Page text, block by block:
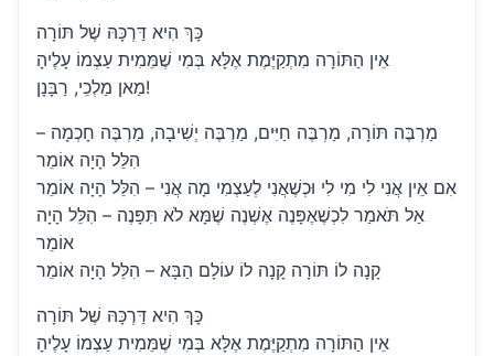
כָּךְ הִיא דַּרְכָּהּ שֶׁל תּוֹרָה
אֵין הַתּוֹרָה מִתְקַיֶּמֶת אֶלָּא בְּמִי שֶׁמֵּמִית עַצְמוֹ עָלֶיהָ
מַאן מַלְכֵי, רַבָּנָן!
מַרְבֶּה תּוֹרָה, מַרְבֶּה חַיִּים, מַרְבֶּה יְשִׁיבָה, מַרְבֶּה חָכְמָה –
הִלֵּל הָיָה אוֹמֵר
אִם אֵין אֲנִי לִי מִי לִי וּכְשֶׁאֲנִי לְעַצְמִי מָה אֲנִי – הִלֵּל הָיָה אוֹמֵר
אַל תֹּאמַר לִכְשֶׁאֶפָּנֶה אֶשְׁנֶה שֶׁמָּא לֹא תִּפָּנֶה – הִלֵּל הָיָה
אוֹמֵר
קָנָה לוֹ תּוֹרָה קָנָה לוֹ עוֹלָם הַבָּא – הִלֵּל הָיָה אוֹמֵר
כָּךְ הִיא דַּרְכָּהּ שֶׁל תּוֹרָה
אֵין הַתּוֹרָה מִתְקַיֶּמֶת אֶלָּא בְּמִי שֶׁמֵּמִית עַצְמוֹ עָלֶיהָ